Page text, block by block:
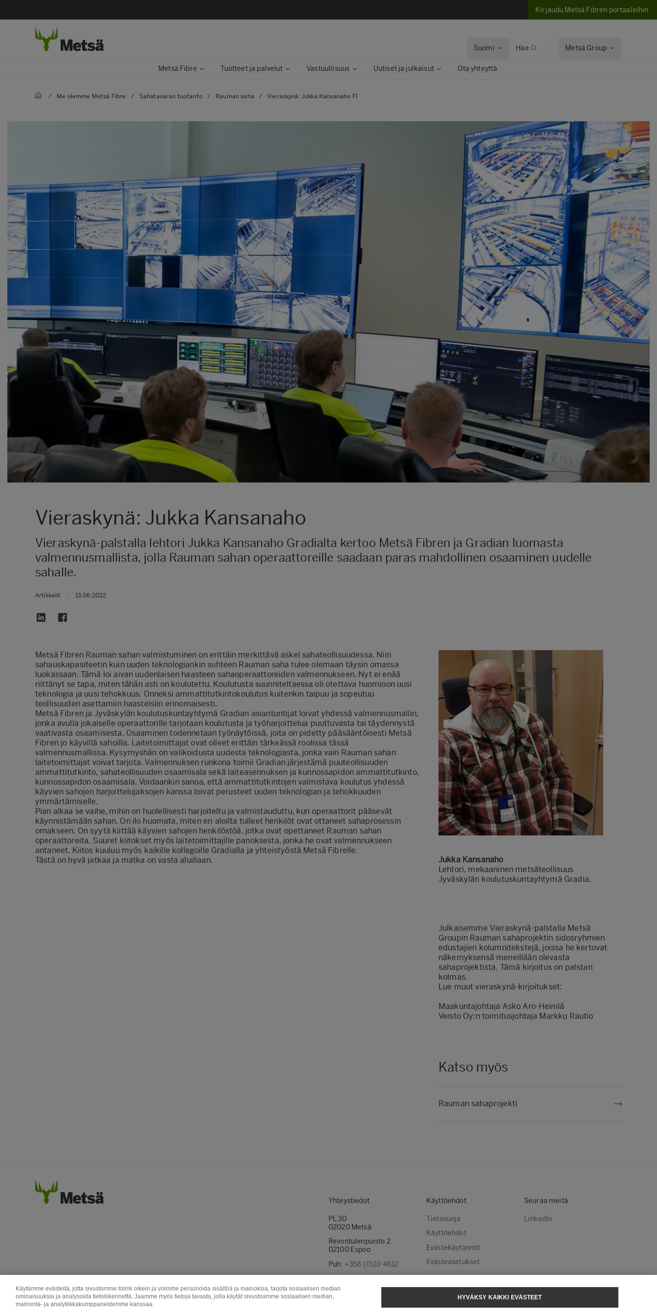
Kirjaudu Metsä Fibren portaaleihin
Suomi Hae Metsä Group
Metsä Fibre Tuotteet ja palvelut Vastuullisuus Uutiset ja julkaisut Ota yhteyttä
/ Me olemme Metsä Fibre / Sahatavaran tuotanto / Rauman saha / Vieraskynä: Jukka Kansanaho FI
Vieraskynä: Jukka Kansanaho
Vieraskynä-palstalla lehtori Jukka Kansanaho Gradialta kertoo Metsä Fibren ja Gradian luomasta
valmennusmallista, jolla Rauman sahan operaattoreille saadaan paras mahdollinen osaaminen uudelle
sahalle.
Artikkelit 13.06.2022
Metsä Fibren Rauman sahan valmistuminen on erittäin merkittävä askel sahateollisuudessa. Niin
sahauskapasiteetin kuin uuden teknologiankin suhteen Rauman saha tulee olemaan täysin omassa
luokassaan. Tämä loi aivan uudenlaisen haasteen sahaoperaattoreiden valmennukseen. Nyt ei enää
riittänyt se tapa, miten tähän asti on koulutettu. Koulutusta suunniteltaessa oli otettava huomioon uusi
teknologia ja uusi tehokkuus. Onneksi ammattitutkintokoulutus kuitenkin taipuu ja sopeutuu
teollisuuden asettamiin haasteisiin erinomaisesti.
Metsä Fibren ja Jyväskylän koulutuskuntayhtymä Gradian asiantuntijat loivat yhdessä valmennusmallin,
jonka avulla jokaiselle operaattorille tarjotaan koulutusta ja työharjoittelua puuttuvasta tai täydennystä
vaativasta osaamisesta. Osaaminen todennetaan työnäytöissä, joita on pidetty pääsääntöisesti Metsä
Fibren jo käyvillä sahoilla. Laitetoimittajat ovat olleet erittäin tärkeässä roolissa tässä
valmennusmallissa. Kysymyshän on valikoidusta uudesta teknologiasta, jonka vain Rauman sahan
laitetoimittajat voivat tarjota. Valmennuksen runkona toimii Gradian järjestämä puuteollisuuden
ammattitutkinto, sahateollisuuden osaamisala sekä laiteasennuksen ja kunnossapidon ammattitutkinto,
kunnossapidon osaamisala. Voidaankin sanoa, että ammattitutkintojen valmistava koulutus yhdessä
käyvien sahojen harjoittelujaksojen kanssa loivat perusteet uuden teknologian ja tehokkuuden
ymmärtämiselle.
Pian alkaa se vaihe, mihin on huolellisesti harjoiteltu ja valmistauduttu, kun operaattorit pääsevät
käynnistämään sahan. On ilo huomata, miten eri aloilta tulleet henkilöt ovat ottaneet sahaprosessin
omakseen. On syytä kiittää käyvien sahojen henkilöstöä, jotka ovat opettaneet Rauman sahan
operaattoreita. Suuret kiitokset myös laitetoimittajille panoksesta, jonka he ovat valmennukseen
antaneet. Kiitos kuuluu myös kaikille kollegoille Gradialla ja yhteistyöstä Metsä Fibrelle.
Tästä on hyvä jatkaa ja matka on vasta aluillaan.
Jukka Kansanaho
Lehtori, mekaaninen metsäteollisuus
Jyväskylän koulutuskuntayhtymä Gradia.
Julkaisemme Vieraskynä-palstalla Metsä
Groupin Rauman sahaprojektin sidosryhmien
edustajien kolumnitekstejä, joissa he kertovat
näkemyksensä meneillään olevasta
sahaprojektista. Tämä kirjoitus on palstan
kolmas.
Lue muut vieraskynä-kirjoitukset:
Maakuntajohtaja Asko Aro-Heinilä
Veisto Oy:n toimitusjohtaja Markku Rautio
Katso myös
Rauman sahaprojekti
Yhteystiedot
PL 30
02020 Metsä
Revontulenpuisto 2
02100 Espoo
Puh: +358 (0)10 4612
Laskutusosoitteet
Käyttöehdot
Tietosuoja
Käyttöehdot
Evästekäytännöt
Evästeasetukset
Seuraa meitä
LinkedIn
Käytämme evästeitä, jotta sivustomme toimii oikein ja voimme personoida sisältöä ja mainoksia, tarjota sosiaalisen median
ominaisuuksia ja analysoida tietoliikennettä. Jaamme myös tietoja tavasta, jolla käytät sivustoamme sosiaalisen median,
mainonta- ja analytiikkakumppaneidemme kanssaa.
HYVÄKSY KAIKKI EVÄSTEET